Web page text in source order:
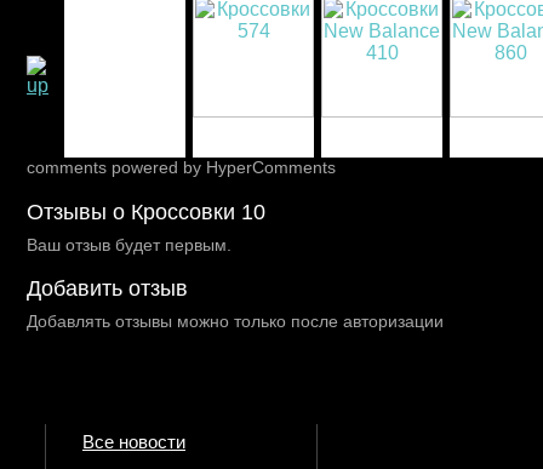
comments powered by HyperComments
Отзывы о Кроссовки 10
Ваш отзыв будет первым.
Добавить отзыв
Добавлять отзывы можно только после авторизации
Все новости